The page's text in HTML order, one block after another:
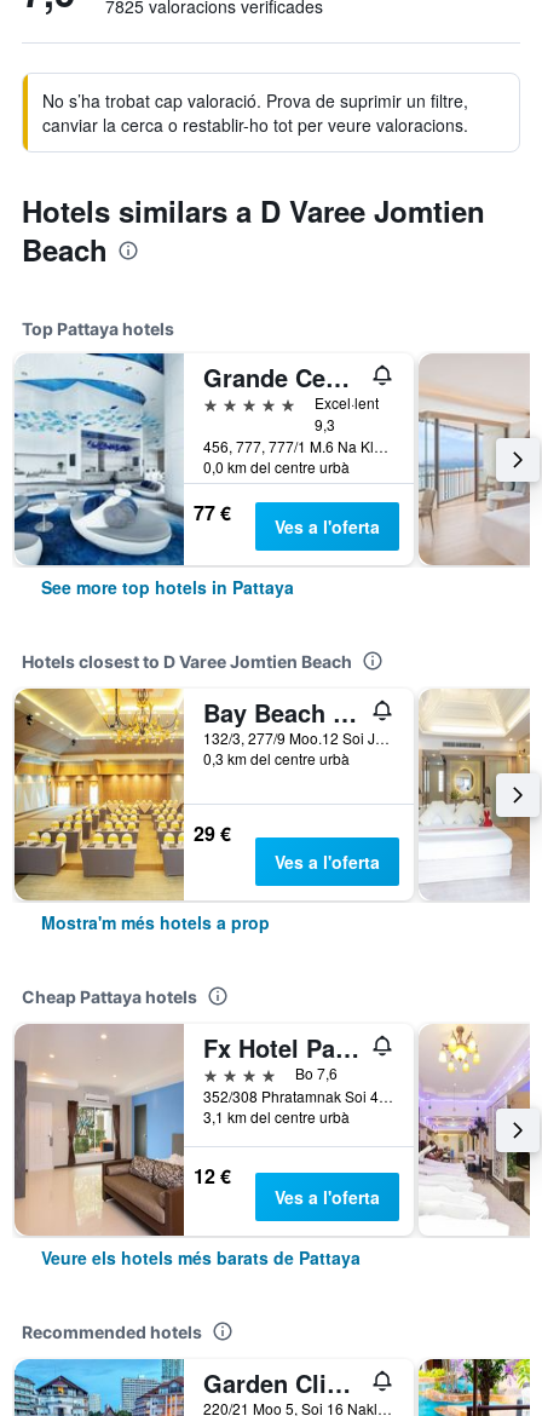
7825 valoracions verificades
No s’ha trobat cap valoració. Prova de suprimir un filtre,
canviar la cerca o restablir-ho tot per veure valoracions.
Hotels similars a D Varee Jomtien
Beach
Top Pattaya hotels
Grande Centre Point Pattaya
5 estrelles
Excel·lent
9,3
456, 777, 777/1 M.6 Na Kluea, Pattaya, Tailàndia
0,0 km del centre urbà
77 € Ves a l'oferta
See more top hotels in Pattaya
Hotels closest to D Varee Jomtien Beach
Bay Beach Resort
132/3, 277/9 Moo.12 Soi Jomtien 14/1, Pattaya, Tailàndia
0,3 km del centre urbà
29 €
Ves a l'oferta
Mostra'm més hotels a prop
Cheap Pattaya hotels
Fx Hotel Pattaya
4 estrelles
Bo 7,6
352/308 Phratamnak Soi 4, Moo 12, Pattaya, Tailàndia
3,1 km del centre urbà
12 €
Ves a l'oferta
Veure els hotels més barats de Pattaya
Recommended hotels
Garden Cliff Resort and Spa
220/21 Moo 5, Soi 16 Naklua, Pattaya, Tailàndia